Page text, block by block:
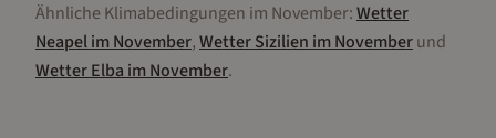
Ähnliche Klimabedingungen im November:Wetter
NeapelimNovember,WetterSizilien imNovemberund
WetterElba imNovember.